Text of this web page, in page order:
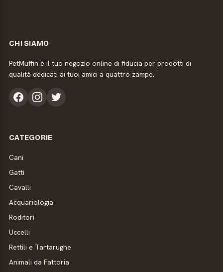
CHI SIAMO
PetMuffin è il tuo negozio online di fiducia per prodotti di
qualità dedicati ai tuoi amici a quattro zampe.
CATEGORIE
Cani
Gatti
Cavalli
Acquariologia
Roditori
Uccelli
Rettili e Tartarughe
Animali da Fattoria